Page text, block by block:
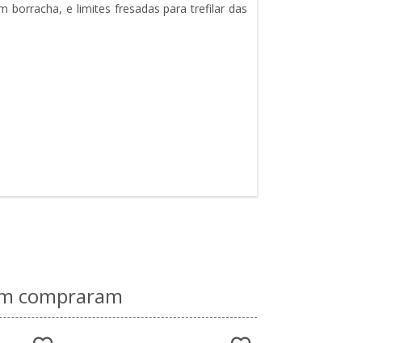
borracha, e limites fresadas para trefilar das
compraram